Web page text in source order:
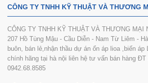
CÔNG TY TNHH KỸ THUẬT VÀ THƯƠNG
CÔNG TY TNHH KỸ THUẬT VÀ THƯƠNG MẠI
207 Hồ Tùng Mậu - Cầu Diễn - Nam Từ Liêm -
buôn, bán lẻ,nhận thầu dự án ổn áp lioa ,biến áp
chính hãng tại hà nội liên hệ tư vấn bán hàng ĐT
0942.68.8585